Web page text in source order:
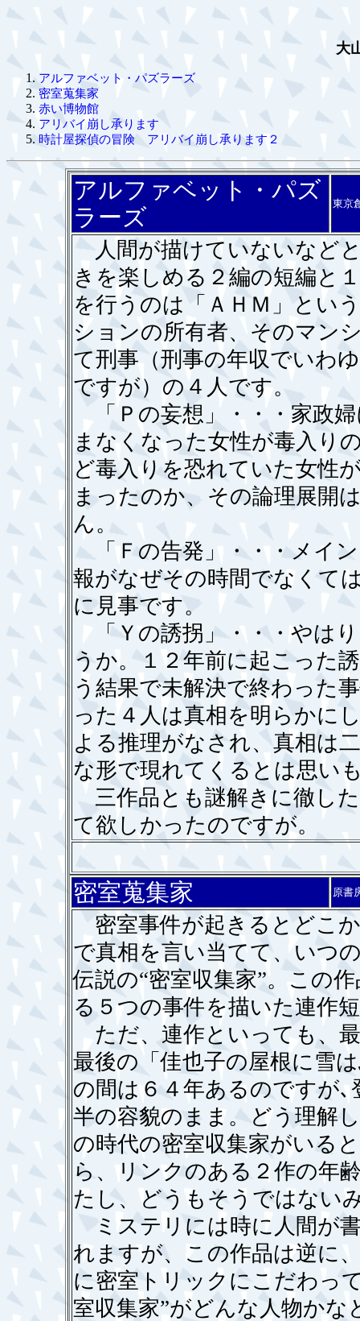
大
アルファベット・パズラーズ
密室蒐集家
赤い博物館
アリバイ崩し承ります
時計屋探偵の冒険 アリバイ崩し承ります２
アルファベット・パズ
ラーズ
東京
人間が描けていないなど
きを楽しめる２編の短編と
を行うのは「ＡＨＭ」とい
ションの所有者、そのマン
て刑事（刑事の年収でいわ
ですが）の４人です。
「Ｐの妄想」・・・家政
まなくなった女性が毒入り
ど毒入りを恐れていた女性
まったのか、その論理展開
ん。
「Ｆの告発」・・・メイ
報がなぜその時間でなくて
に見事です。
「Ｙの誘拐」・・・やは
うか。１２年前に起こった
う結果で未解決で終わった
った４人は真相を明らかに
よる推理がなされ、真相は
な形で現れてくるとは思い
三作品とも謎解きに徹し
て欲しかったのですが。
密室蒐集家 原書
密室事件が起きるとどこ
で真相を言い当てて、いつ
伝説の“密室収集家”。この
る５つの事件を描いた連作
ただ、連作といっても、
最後の「佳也子の屋根に雪
の間は６４年あるのですが
半の容貌のまま。どう理解
の時代の密室収集家がいる
ら、リンクのある２作の年
たし、どうもそうではない
ミステリには時に人間が
れますが、この作品は逆に
に密室トリックにこだわっ
室収集家”がどんな人物か